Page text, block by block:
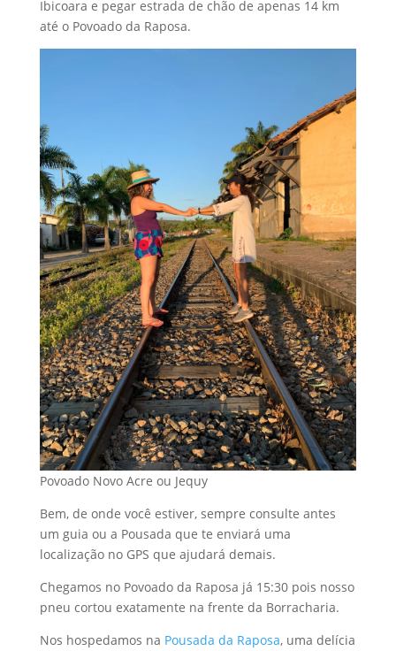
Ibicoara e pegar estrada de chão de apenas 14 km
até o Povoado da Raposa.
Povoado Novo Acre ou Jequy
Bem, de onde você estiver, sempre consulte antes
um guia ou a Pousada que te enviará uma
localização no GPS que ajudará demais.
Chegamos no Povoado da Raposa já 15:30 pois nosso
pneu cortou exatamente na frente da Borracharia.
Nos hospedamos na Pousada da Raposa, uma delícia